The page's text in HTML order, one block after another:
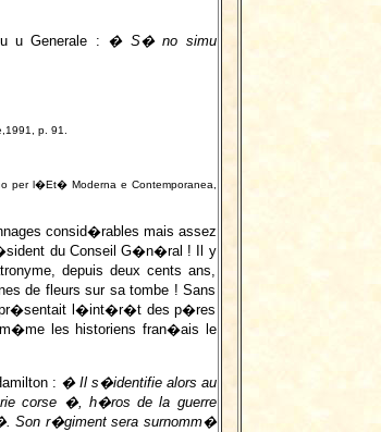
u Generale : � S� no simu
p. 91.
per l�Et� Moderna e Contemporanea,
consid�rables mais assez
du Conseil G�n�ral ! Il y
depuis deux cents ans,
de fleurs sur sa tombe ! Sans
pr�sentait l�int�r�t des p�res
les historiens fran�ais le
: � Il s�identifie alors au
corse �, h�ros de la guerre
Son r�giment sera surnomm�